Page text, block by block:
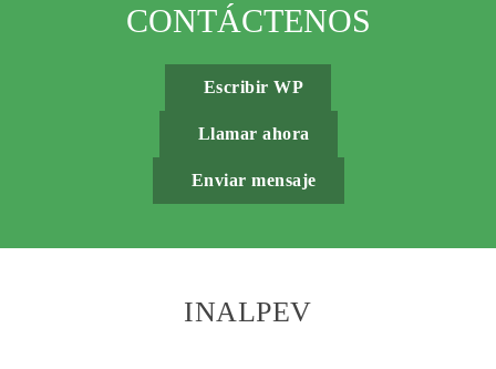
CONTÁCTENOS
Escribir WP
Llamar ahora
Enviar mensaje
INALPEV